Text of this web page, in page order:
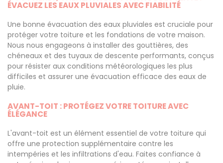
ÉVACUEZ LES EAUX PLUVIALES AVEC FIABILITÉ
Une bonne évacuation des eaux pluviales est cruciale pour
protéger votre toiture et les fondations de votre maison.
Nous nous engageons à installer des gouttières, des
chéneaux et des tuyaux de descente performants, conçus
pour résister aux conditions météorologiques les plus
difficiles et assurer une évacuation efficace des eaux de
pluie.
AVANT-TOIT : PROTÉGEZ VOTRE TOITURE AVEC
ÉLÉGANCE
L'avant-toit est un élément essentiel de votre toiture qui
offre une protection supplémentaire contre les
intempéries et les infiltrations d'eau. Faites confiance à